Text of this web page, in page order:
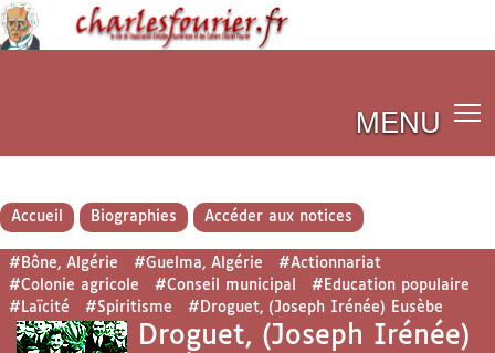
MENU
Accueil Biographies Accéder aux notices
#Bône, Algérie #Guelma, Algérie
#Actionnariat
#Colonie agricole
#Conseil municipal
#Education populaire
#Laïcité
#Spiritisme #Droguet, (Joseph Irénée) Eusèbe
Droguet, (Joseph Irénée)